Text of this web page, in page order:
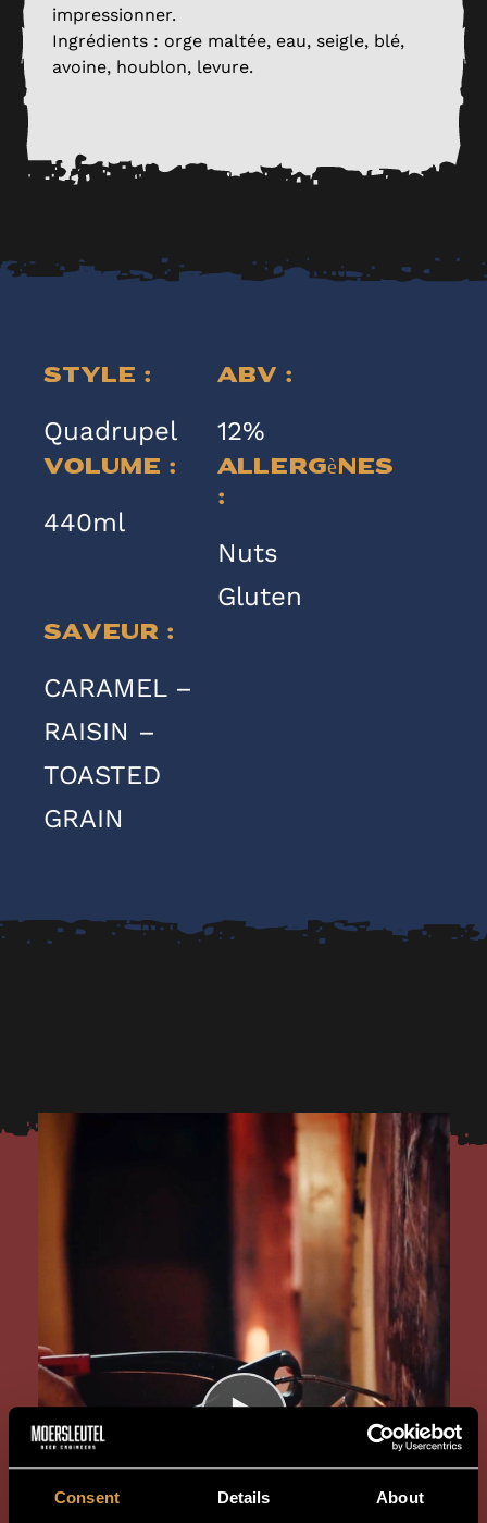
Consent Details About
impressionner.
Ingrédients : orge maltée, eau, seigle, blé,
avoine, houblon, levure.
Style :
Quadrupel
ABV :
12%
Volume :
440ml
Allergènes
:
Nuts
Gluten
Saveur :
CARAMEL –
RAISIN –
TOASTED
GRAIN